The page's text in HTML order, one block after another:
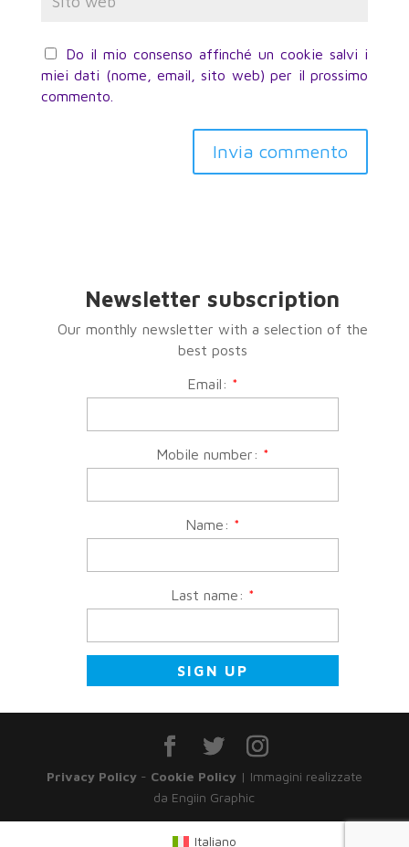
Do il mio consenso affinché un cookie salvi i
miei dati (nome, email, sito web) per il prossimo
commento.
Newsletter subscription
Our monthly newsletter with a selection of the
best posts
Email: *
Mobile number: *
Name: *
Last name: *
Privacy Policy- Cookie Policy| Immagini realizzate
da Engiin Graphic
Italiano